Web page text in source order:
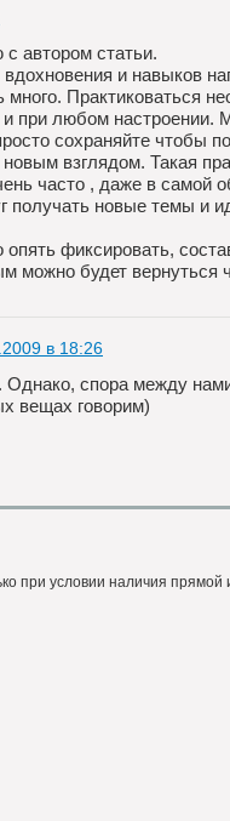
автором статьи.
и навыков
много. Практиковаться
при любом настроении.
сохраняйте чтобы
взглядом. Такая
часто , даже в самой
получать новые темы и
фиксировать,
можно будет вернуться
в 18:26
спора между
вещах говорим)
при условии наличия прямой